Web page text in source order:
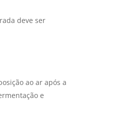
deve ser
ao ar após a
e